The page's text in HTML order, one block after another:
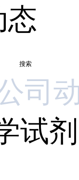
态
搜索
司
试